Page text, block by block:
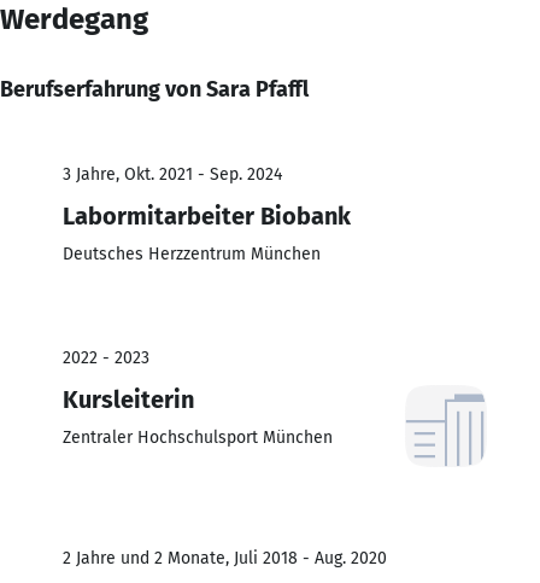
Werdegang
Berufserfahrung von Sara Pfaffl
3 Jahre, Okt. 2021 - Sep. 2024
Labormitarbeiter Biobank
Deutsches Herzzentrum München
2022 - 2023
Kursleiterin
Zentraler Hochschulsport München
2 Jahre und 2 Monate, Juli 2018 - Aug. 2020